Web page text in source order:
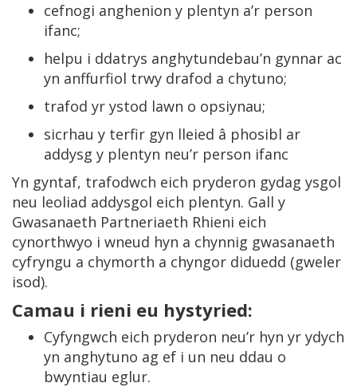
cefnogi anghenion y plentyn a’r person
ifanc;
helpu i ddatrys anghytundebau’n gynnar ac
yn anffurfiol trwy drafod a chytuno;
trafod yr ystod lawn o opsiynau;
sicrhau y terfir gyn lleied â phosibl ar
addysg y plentyn neu’r person ifanc
Yn gyntaf, trafodwch eich pryderon gydag ysgol
neu leoliad addysgol eich plentyn. Gall y
Gwasanaeth Partneriaeth Rhieni eich
cynorthwyo i wneud hyn a chynnig gwasanaeth
cyfryngu a chymorth a chyngor diduedd (gweler
isod).
Camau i rieni eu hystyried:
Cyfyngwch eich pryderon neu’r hyn yr ydych
yn anghytuno ag ef i un neu ddau o
bwyntiau eglur.